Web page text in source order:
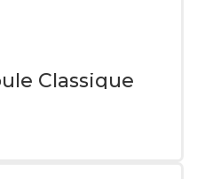
Classique
Warm